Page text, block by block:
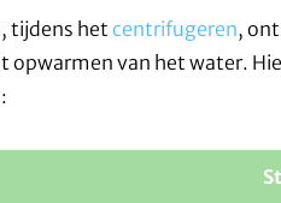
tijdens het centrifugeren,
opwarmen van het water.